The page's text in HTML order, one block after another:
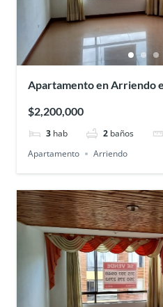
Apartamento en Arriendo
$2,200,000
3 hab 2 baños
Apartamento
Arriendo